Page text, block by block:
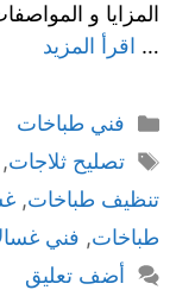
المزايا و
… اقرأ المزيد
فني طباخات
تصليح ثلاجات,
تنظيف طباخات,
طباخات, فني
أضف تعليق